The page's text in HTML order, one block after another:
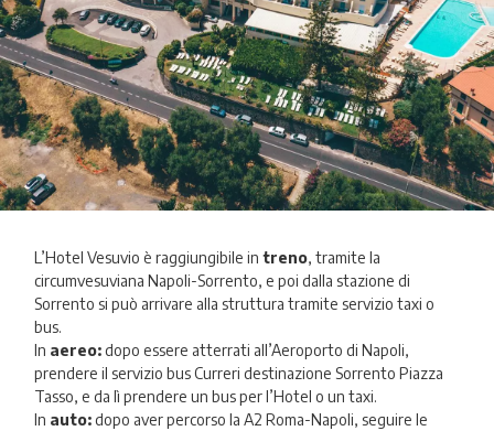
L’Hotel Vesuvio è raggiungibile intreno, tramite la
circumvesuviana Napoli-Sorrento, e poi dalla stazione di
Sorrento si può arrivare alla struttura tramite servizio taxi o
bus.
In aereo:dopo essere atterrati all’Aeroporto di Napoli,
prendere il servizio bus Curreri destinazione Sorrento Piazza
Tasso, e da lì prendere un bus per l’Hotel o un taxi.
In auto:dopo aver percorso la A2 Roma-Napoli, seguire le